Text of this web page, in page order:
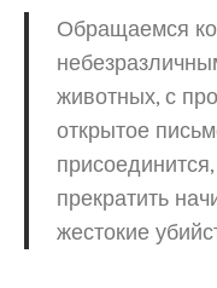
Обращаемся
животных, с
открытое
прекратить
жестокие